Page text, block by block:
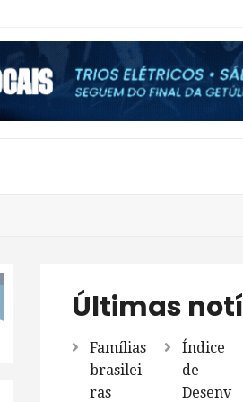
Últimas
Famílias
brasilei
ras
Índice
de
Desenv